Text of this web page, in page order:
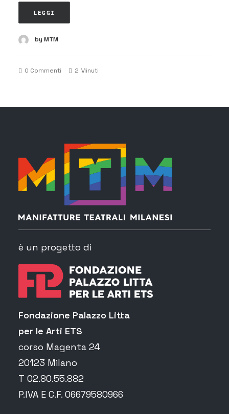
LEGGI
by MTM
0 Commenti 2 Minuti
è un progetto di
Fondazione Palazzo Litta
per le Arti ETS
corso Magenta 24
20123 Milano
T 02.80.55.882
P.IVA E C.F. 06679580966